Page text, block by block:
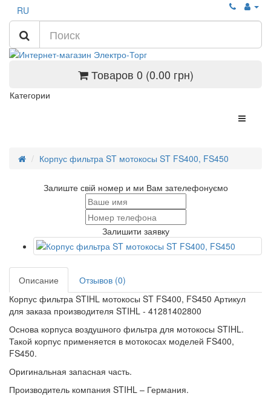
RU
Товаров 0 (0.00 грн)
Категории
Корпус фильтра ST мотокосы ST FS400, FS450
Залиште свій номер и ми Вам зателефонуємо
Залишити заявку
Описание
Отзывов (0)
Корпус фильтра STIHL мотокосы ST FS400, FS450 Артикул
для заказа производителя STIHL - 41281402800
Основа корпуса воздушного фильтра для мотокосы STIHL.
Такой корпус применяется в мотокосах моделей FS400,
FS450.
Оригинальная запасная часть.
Производитель компания STIHL – Германия.